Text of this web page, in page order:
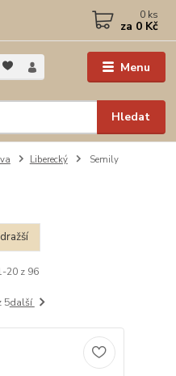
Menu
Hledat
0 ks
za 0 Kč
Liberecký Semily
20 z 96
5další